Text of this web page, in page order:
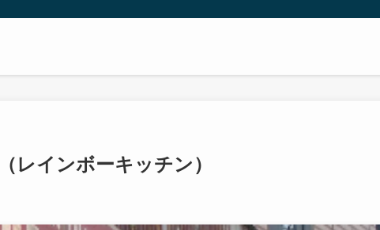
レインボーキッチン）